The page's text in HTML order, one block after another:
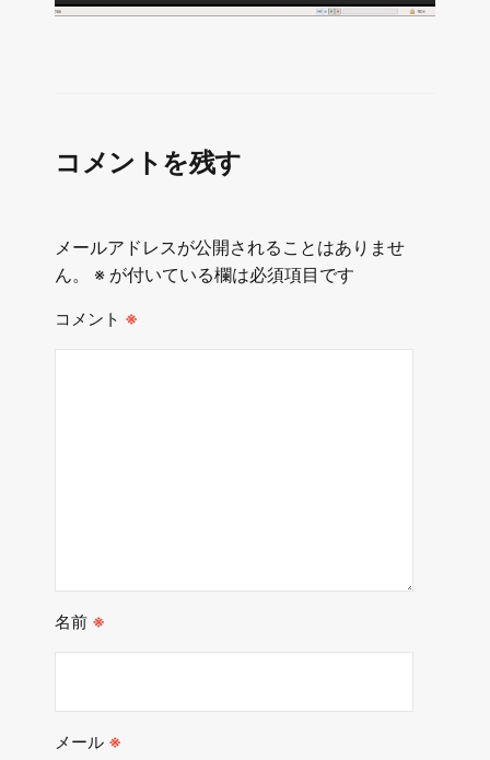
コメントを残す
メールアドレスが公開されることはありませ
ん。
※ が付いている欄は必須項目です
コメント ※
名前 ※
メール ※